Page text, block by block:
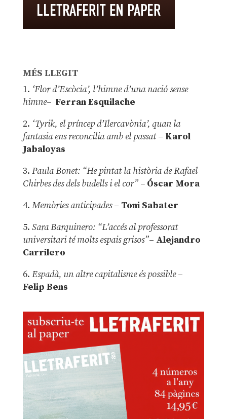
MÉS LLEGIT
1. ‘Flor d’Escòcia’, l’himne d’una nació sense
himne– Ferran Esquilache
2. ‘Tyrik, el príncep d’Ilercavònia’, quan la
fantasia ens reconcilia amb el passat– Karol
Jabaloyas
3. Paula Bonet: “He pintat la història de Rafael
Chirbes des dels budells i el cor” –Óscar Mora
4. Memòries anticipades– Toni Sabater
5. Sara Barquinero: “L’accés al professorat
universitari té molts espais grisos”– Alejandro
Carrilero
6. Espadà, un altre capitalisme és possible –
Felip Bens